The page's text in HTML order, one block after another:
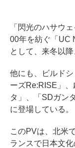
「閃光のハサウ
00年を紡ぐ「UC
として、来冬以
他にも、ビルド
ーズRe:RISE」
タ」、「SDガン
に登場している。
このPVは、北米
ランスで日本文